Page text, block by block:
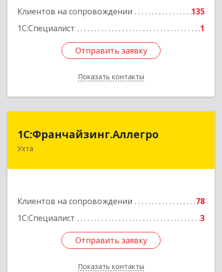
Клиентов на сопровождении
135
1С:Специалист
1
Отправить заявку
Показать контакты
Отправить заявку
Назад
1С:Франчайзинг.Аллегро
Ухта
Клиентов на сопровождении
78
1С:Специалист
3
Отправить заявку
Показать контакты
1С:Франчайзинг.Аллегро
169304, Коми Респ, Ухта г, Чернова ул, дом №
Отправить заявку
Назад